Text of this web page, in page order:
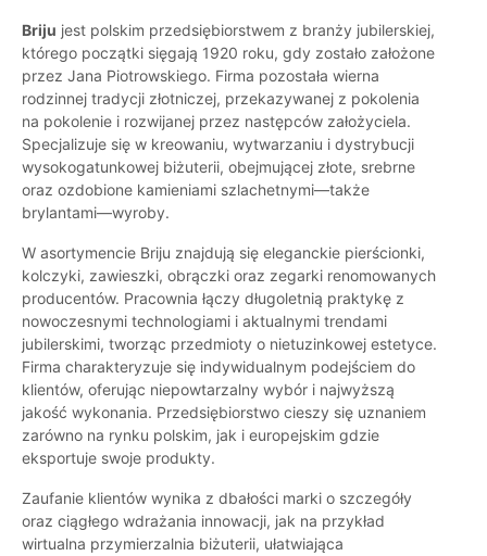
Briju jest polskim przedsiębiorstwem z branży jubilerskiej,
którego początki sięgają 1920 roku, gdy zostało założone
przez Jana Piotrowskiego. Firma pozostała wierna
rodzinnej tradycji złotniczej, przekazywanej z pokolenia
na pokolenie i rozwijanej przez następców założyciela.
Specjalizuje się w kreowaniu, wytwarzaniu i dystrybucji
wysokogatunkowej biżuterii, obejmującej złote, srebrne
oraz ozdobione kamieniami szlachetnymi—także
brylantami—wyroby.
W asortymencie Briju znajdują się eleganckie pierścionki,
kolczyki, zawieszki, obrączki oraz zegarki renomowanych
producentów. Pracownia łączy długoletnią praktykę z
nowoczesnymi technologiami i aktualnymi trendami
jubilerskimi, tworząc przedmioty o nietuzinkowej estetyce.
Firma charakteryzuje się indywidualnym podejściem do
klientów, oferując niepowtarzalny wybór i najwyższą
jakość wykonania. Przedsiębiorstwo cieszy się uznaniem
zarówno na rynku polskim, jak i europejskim gdzie
eksportuje swoje produkty.
Zaufanie klientów wynika z dbałości marki o szczegóły
oraz ciągłego wdrażania innowacji, jak na przykład
wirtualna przymierzalnia biżuterii, ułatwiająca